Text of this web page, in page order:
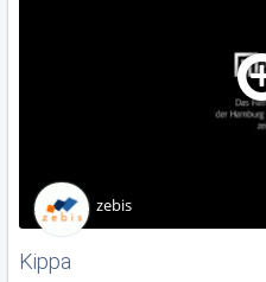
Kippa
zebis